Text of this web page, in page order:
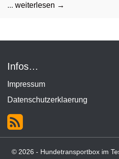
... weiterlesen →
Infos…
Impressum
Datenschutzerklaerung
© 2026 - Hundetransportbox im